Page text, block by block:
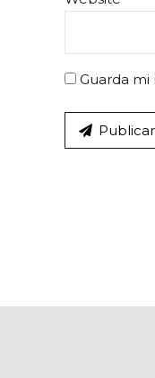
Guarda